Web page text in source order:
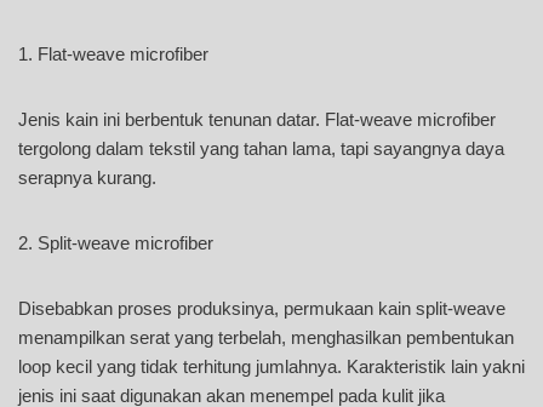
1. Flat-weave microfiber
Jenis kain ini berbentuk tenunan datar. Flat-weave microfiber
tergolong dalam tekstil yang tahan lama, tapi sayangnya daya
serapnya kurang.
2. Split-weave microfiber
Disebabkan proses produksinya, permukaan kain split-weave
menampilkan serat yang terbelah, menghasilkan pembentukan
loop kecil yang tidak terhitung jumlahnya. Karakteristik lain yakni
jenis ini saat digunakan akan menempel pada kulit jika